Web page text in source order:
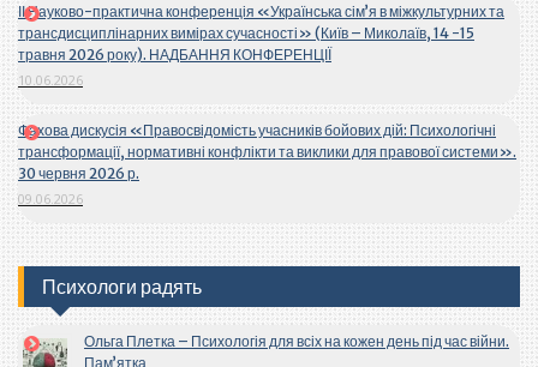
ІІ Науково-практична конференція «Українська сім’я в міжкультурних та
трансдисциплінарних вимірах сучасності» (Київ – Миколаїв, 14 -15
травня 2026 року). НАДБАННЯ КОНФЕРЕНЦІЇ
10.06.2026
Фахова дискусія «Правосвідомість учасників бойових дій: Психологічні
трансформації, нормативні конфлікти та виклики для правової системи».
30 червня 2026 р.
09.06.2026
Психологи радять
Ольга Плетка – Психологія для всіх на кожен день під час війни.
Пам’ятка